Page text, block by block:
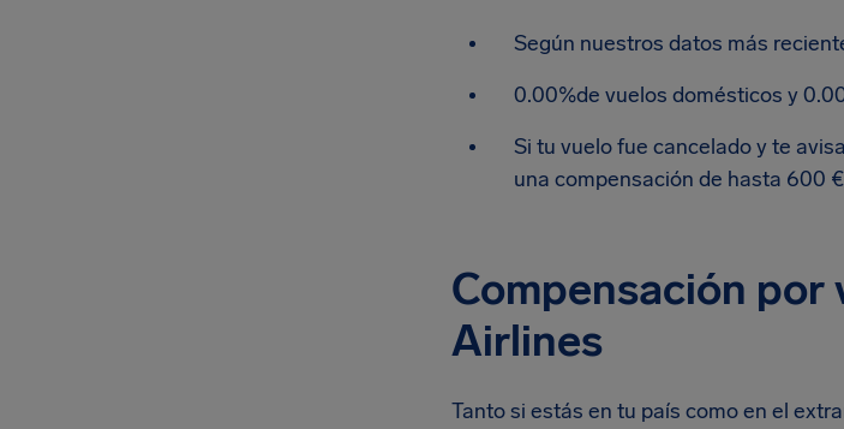
Según nuestros datos más
0.00%de vuelos domésticos y
Si tu vuelo fue cancelado y te
una compensación de hasta 600
Compensación por
Airlines
Tanto si estás en tu país como en el